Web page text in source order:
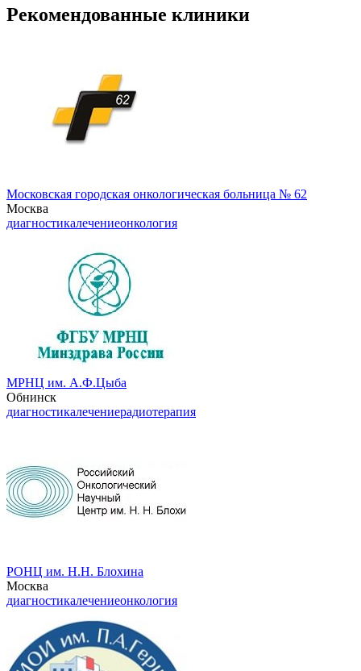
Рекомендованные клиники
Московская городская онкологическая больница № 62
Москва
диагностикалечениеонкология
МРНЦ им. А.Ф.Цыба
Обнинск
диагностикалечениерадиотерапия
РОНЦ им. Н.Н. Блохина
Москва
диагностикалечениеонкология